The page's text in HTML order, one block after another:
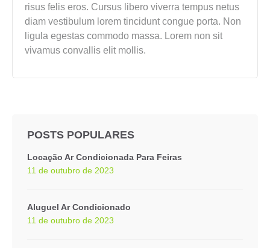
risus felis eros. Cursus libero viverra tempus netus
diam vestibulum lorem tincidunt congue porta. Non
ligula egestas commodo massa. Lorem non sit
vivamus convallis elit mollis.
POSTS POPULARES
Locação Ar Condicionada Para Feiras
11 de outubro de 2023
Aluguel Ar Condicionado
11 de outubro de 2023